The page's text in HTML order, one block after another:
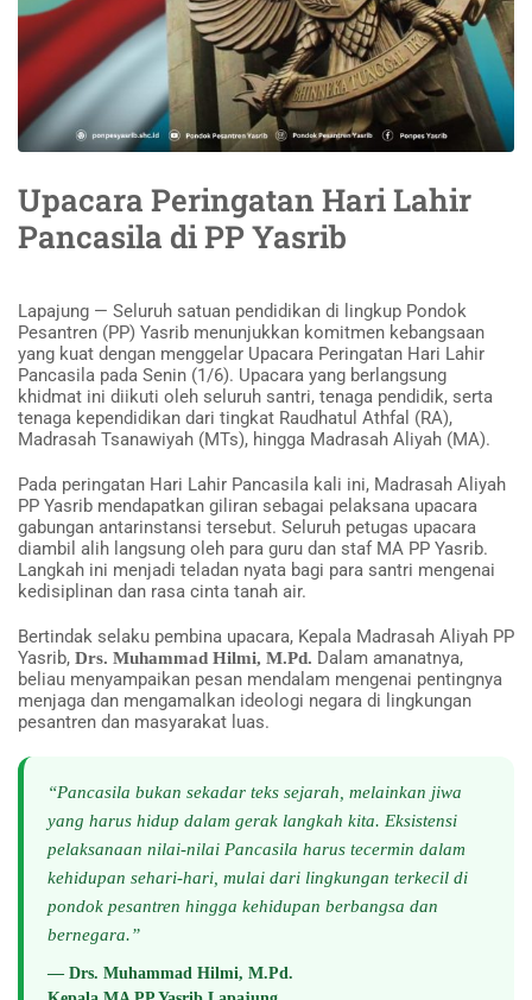
Upacara Peringatan Hari Lahir
Pancasila di PP Yasrib
Lapajung — Seluruh satuan pendidikan di lingkup Pondok
Pesantren (PP) Yasrib menunjukkan komitmen kebangsaan
yang kuat dengan menggelar Upacara Peringatan Hari Lahir
Pancasila pada Senin (1/6). Upacara yang berlangsung
khidmat ini diikuti oleh seluruh santri, tenaga pendidik, serta
tenaga kependidikan dari tingkat Raudhatul Athfal (RA),
Madrasah Tsanawiyah (MTs), hingga Madrasah Aliyah (MA).
Pada peringatan Hari Lahir Pancasila kali ini, Madrasah Aliyah
PP Yasrib mendapatkan giliran sebagai pelaksana upacara
gabungan antarinstansi tersebut. Seluruh petugas upacara
diambil alih langsung oleh para guru dan staf MA PP Yasrib.
Langkah ini menjadi teladan nyata bagi para santri mengenai
kedisiplinan dan rasa cinta tanah air.
Bertindak selaku pembina upacara, Kepala Madrasah Aliyah PP
Yasrib, Drs. Muhammad Hilmi, M.Pd. Dalam amanatnya,
beliau menyampaikan pesan mendalam mengenai pentingnya
menjaga dan mengamalkan ideologi negara di lingkungan
pesantren dan masyarakat luas.
“Pancasila bukan sekadar teks sejarah, melainkan jiwa
yang harus hidup dalam gerak langkah kita. Eksistensi
pelaksanaan nilai-nilai Pancasila harus tecermin dalam
kehidupan sehari-hari, mulai dari lingkungan terkecil di
pondok pesantren hingga kehidupan berbangsa dan
bernegara.”
— Drs. Muhammad Hilmi, M.Pd.